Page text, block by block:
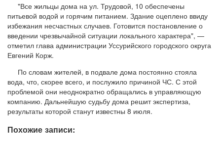
"Все жильцы дома на ул. Трудовой, 10 обеспечены
питьевой водой и горячим питанием. Здание оцеплено ввиду
избежания несчастных случаев. Готовится постановление о
введении чрезвычайной ситуации локального характера", —
отметил глава администрации Уссурийского городского округа
Евгений Корж.
По словам жителей, в подвале дома постоянно стояла
вода, что, скорее всего, и послужило причиной ЧС. С этой
проблемой они неоднократно обращались в управляющую
компанию. Дальнейшую судьбу дома решит экспертиза,
результаты которой станут известны 8 июля.
Похожие записи: